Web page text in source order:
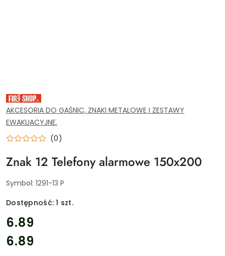
SPRZĘT
PPOŻ,
WYPOSAŻENIE
I
NARZĘDZIA
SERWISU
GAŚNIC.
PRZEMYSŁU
I
AKCESORIA
MONAŻOWE
GAŚNIC
I
AKCESORIA DO GAŚNIC, ZNAKI METALOWE I ZESTAWY
EWAKUACYJNE.
(0)
Znak 12 Telefony alarmowe 150x200
Symbol: 1291-13 P
Dostępność:1 szt.
cena:
6.89
Cena:
6.89